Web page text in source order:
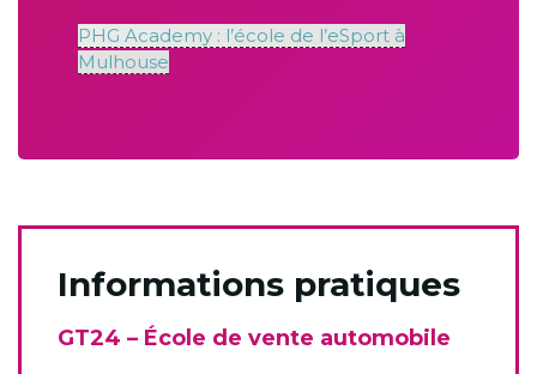
PHG Academy : l’école de l’eSport à
Mulhouse
Informations pratiques
GT24 – École de vente automobile